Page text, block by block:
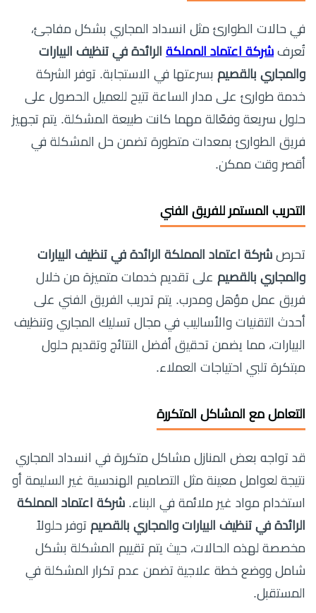
في حالات الطوارئ مثل انسداد المجاري بشكل مفاجئ،
تُعرف شركة اعتماد المملكة الرائدة في تنظيف البيارات
والمجاري بالقصيم بسرعتها في الاستجابة. توفر الشركة
خدمة طوارئ على مدار الساعة تتيح للعميل الحصول على
حلول سريعة وفعّالة مهما كانت طبيعة المشكلة. يتم تجهيز
فريق الطوارئ بمعدات متطورة تضمن حل المشكلة في
أقصر وقت ممكن.
التدريب المستمر للفريق الفني
تحرص شركة اعتماد المملكة الرائدة في تنظيف البيارات
والمجاري بالقصيم على تقديم خدمات متميزة من خلال
فريق عمل مؤهل ومدرب. يتم تدريب الفريق الفني على
أحدث التقنيات والأساليب في مجال تسليك المجاري وتنظيف
البيارات، مما يضمن تحقيق أفضل النتائج وتقديم حلول
مبتكرة تلبي احتياجات العملاء.
التعامل مع المشاكل المتكررة
قد تواجه بعض المنازل مشاكل متكررة في انسداد المجاري
نتيجة لعوامل معينة مثل التصاميم الهندسية غير السليمة أو
استخدام مواد غير ملائمة في البناء. شركة اعتماد المملكة
الرائدة في تنظيف البيارات والمجاري بالقصيم توفر حلولاً
مخصصة لهذه الحالات، حيث يتم تقييم المشكلة بشكل
شامل ووضع خطة علاجية تضمن عدم تكرار المشكلة في
المستقبل.